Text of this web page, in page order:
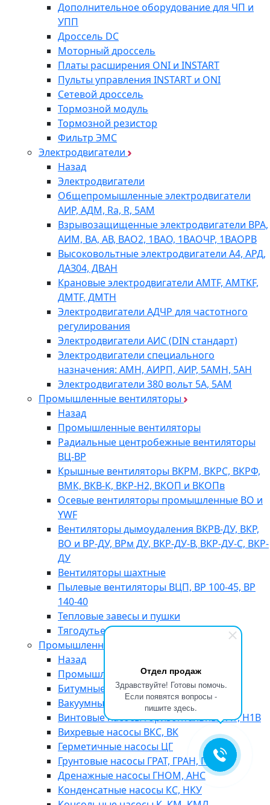
Отдел продаж
Здравствуйте! Готовы помочь.
Если появятся вопросы -
пишите здесь.
Дополнительное оборудование для ЧП и
УПП
Дроссель DC
Моторный дроссель
Платы расширения ONI и INSTART
Пульты управления INSTART и ONI
Сетевой дроссель
Тормозной модуль
Тормозной резистор
Фильтр ЭМС
Электродвигатели
Назад
Электродвигатели
Общепромышленные электродвигатели
АИР, АДМ, Ra, R, 5AM
Взрывозащищенные электродвигатели ВРА,
АИМ, ВА, АВ, ВАO2, 1ВАО, 1ВАОЧР, 1ВАОРВ
Высоковольтные электродвигатели A4, АРД,
ДАЗ04, ДВАН
Крановые электродвигатели AMTF, AMTKF,
ДMTF, ДМТН
Электродвигатели АДЧР для частотного
регулирования
Электродвигатели АИС (DIN стандарт)
Электродвигатели специального
назначения: АМН, АИРП, АИР, 5АМН, 5АН
Электродвигатели 380 вольт 5А, 5АМ
Промышленные вентиляторы
Назад
Промышленные вентиляторы
Радиальные центробежные вентиляторы
ВЦ-ВР
Крышные вентиляторы ВКРМ, ВКРС, ВКРФ,
ВМК, ВКВ-К, ВКР-Н2, ВКОП и ВКОПв
Осевые вентиляторы промышленные ВО и
YWF
Вентиляторы дымоудаления ВКРВ-ДУ, ВКР,
ВО и ВР-ДУ, ВРм ДУ, ВКР-ДУ-В, ВКР-ДУ-С, ВКР-
ДУ
Вентиляторы шахтные
Пылевые вентиляторы ВЦП, ВР 100-45, ВР
140-40
Тепловые завесы и пушки
Тягодутьевые машины ДН, ВДН
Промышленные насосы
Назад
Промышленные насосы
Битумные насосы
Вакуумные насосы АВЗ, ВВН, НВР
Винтовые насосы горизонтальные А1, Н1В
Вихревые насосы ВКС, ВК
Герметичные насосы ЦГ
Грунтовые насосы ГРАТ, ГРАН, ГРАК
Дренажные насосы ГНОМ, АНС
Конденсатные насосы КС, НКУ